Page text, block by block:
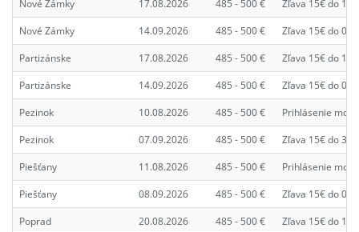
Nové Zámky 17.08.2026 485 - 500 €
Zľava 15€ do
Nové Zámky
14.09.2026 485 - 500 €
Zľava 15€ do
Partizánske
17.08.2026 485 - 500 €
Zľava 15€ do
Partizánske
14.09.2026 485 - 500 €
Zľava 15€ do
Pezinok
10.08.2026 485 - 500 €
Prihlásenie
Pezinok
07.09.2026 485 - 500 €
Zľava 15€ do
Piešťany
11.08.2026 485 - 500 €
Prihlásenie
Piešťany
08.09.2026 485 - 500 €
Zľava 15€ do
Poprad
20.08.2026 485 - 500 €
Zľava 15€ do